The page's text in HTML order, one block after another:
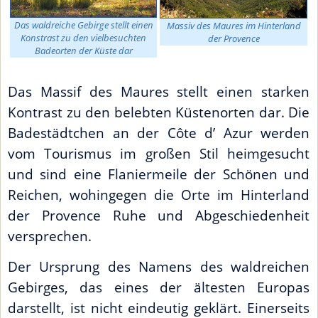
Das waldreiche Gebirge stellt einen
Konstrast zu den vielbesuchten
Badeorten der Küste dar
Massiv des Maures im Hinterland
der Provence
Das Massif des Maures stellt einen starken
Kontrast zu den belebten Küstenorten dar. Die
Badestädtchen an der Côte d’ Azur werden
vom Tourismus im großen Stil heimgesucht
und sind eine Flaniermeile der Schönen und
Reichen, wohingegen die Orte im Hinterland
der Provence Ruhe und Abgeschiedenheit
versprechen.
Der Ursprung des Namens des waldreichen
Gebirges, das eines der ältesten Europas
darstellt, ist nicht eindeutig geklärt. Einerseits